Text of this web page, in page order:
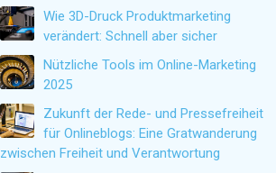
Wie 3D-Druck Produktmarketing
verändert: Schnell aber sicher
Nützliche Tools im Online-Marketing
2025
Zukunft der Rede- und Pressefreiheit
für Onlineblogs: Eine Gratwanderung
zwischen Freiheit und Verantwortung